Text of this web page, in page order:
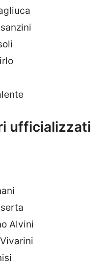
ufficializzati
Alvini